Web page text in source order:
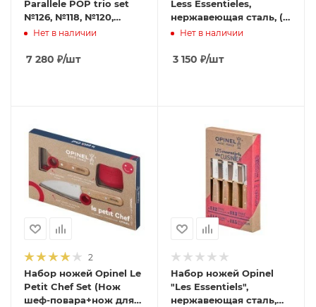
Parallele POP trio set
№126, №118, №120,
дерев. рукоять, нерж,
Нет в наличии
7 280 ₽/шт
Less Essentieles,
нержавеющая сталь, (4
шт./уп.), 001452
Нет в наличии
3 150 ₽/шт
2
Набор ножей Opinel Le
Petit Chef Set (Нож
шеф-повара+нож для
Набор ножей Opinel
"Les Essentiels",
нержавеющая сталь,